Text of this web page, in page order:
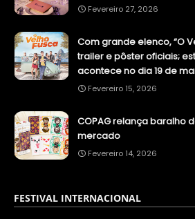
Fevereiro 27, 2026
Com grande elenco, “O
trailer e pôster oficiais;
acontece no dia 19 de
Fevereiro 15, 2026
COPAG relança baralho
mercado
Fevereiro 14, 2026
FESTIVAL INTERNACIONAL